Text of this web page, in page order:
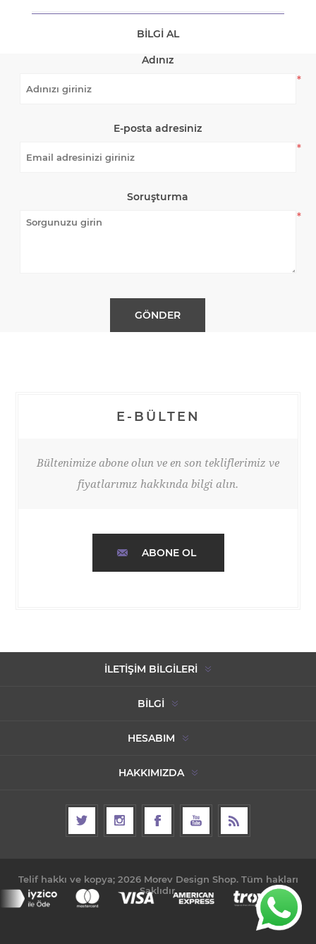
BILGI AL
Adınız
*
E-posta adresiniz
*
Soruşturma
*
E-BÜLTEN
Bültenimize abone olun ve en son tekliflerimiz ve
fiyatlarımız hakkında bilgi alın.
ABONE OL
İLETIŞIM BILGILERI
BILGI
HESABIM
HAKKIMIZDA
Telif hakkı ve kopya; 2026 Morev Design Shop. Tüm hakları
Saklıdır.